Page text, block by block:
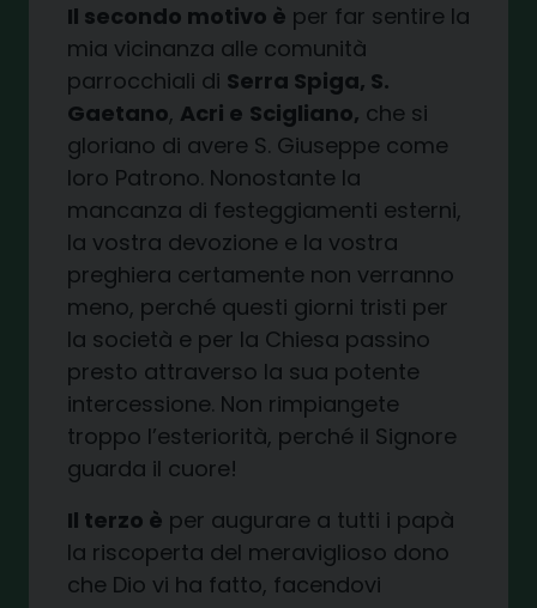
Il secondo motivo è per far sentire la
mia vicinanza alle comunità
parrocchiali di Serra Spiga, S.
Gaetano, Acri e Scigliano, che si
gloriano di avere S. Giuseppe come
loro Patrono. Nonostante la
mancanza di festeggiamenti esterni,
la vostra devozione e la vostra
preghiera certamente non verranno
meno, perché questi giorni tristi per
la società e per la Chiesa passino
presto attraverso la sua potente
intercessione. Non rimpiangete
troppo l’esteriorità, perché il Signore
guarda il cuore!
Il terzo è per augurare a tutti i papà
la riscoperta del meraviglioso dono
che Dio vi ha fatto, facendovi